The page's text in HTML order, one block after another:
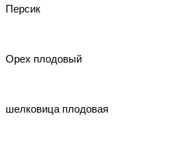
Персик
Орех плодовый
шелковица плодовая